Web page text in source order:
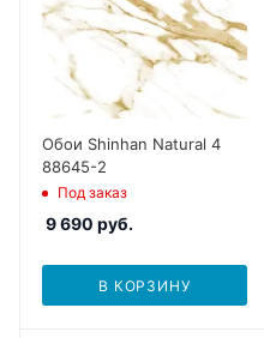
Обои Shinhan Natural 4
88645-2
Под заказ
9 690 руб.
В КОРЗИНУ